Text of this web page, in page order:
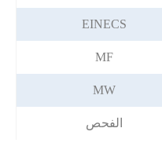
EINECS
MF
MW
الفحص